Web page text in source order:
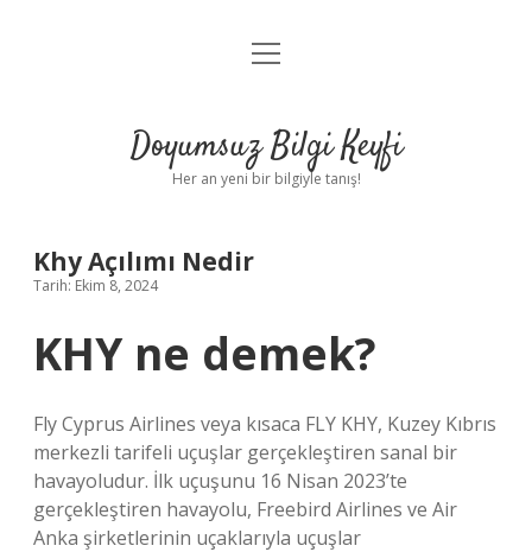
Anasayfa
Yasal Uyarı
menüyü
Doyumsuz Bilgi Keyfi
Her an yeni bir bilgiyle tanış!
Khy Açılımı Nedir
Tarih: Ekim 8, 2024
KHY ne demek?
Fly Cyprus Airlines veya kısaca FLY KHY, Kuzey Kıbrıs
merkezli tarifeli uçuşlar gerçekleştiren sanal bir
havayoludur. İlk uçuşunu 16 Nisan 2023’te
gerçekleştiren havayolu, Freebird Airlines ve Air
Anka şirketlerinin uçaklarıyla uçuşlar